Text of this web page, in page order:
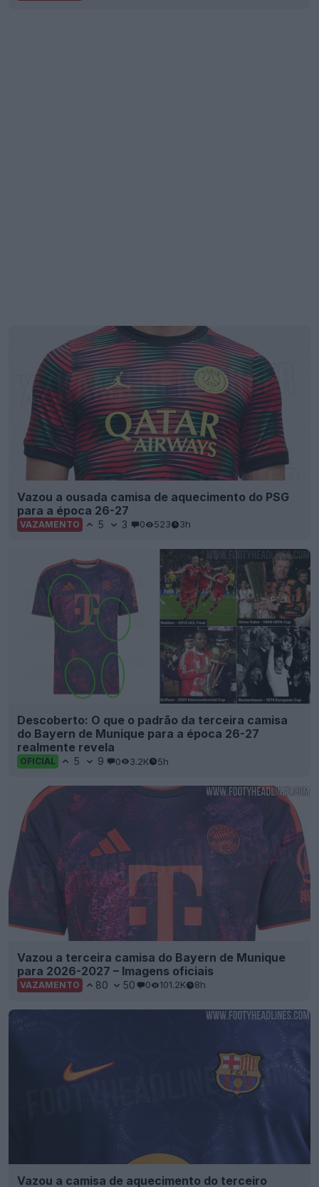
Vazou a ousada camisa de aquecimento do PSG
para a época 26-27
VAZAMENTO 5 3 0 523 3h
Descoberto: O que o padrão da terceira camisa
do Bayern de Munique para a época 26-27
realmente revela
OFICIAL 5 9 0 3.2K 5h
Vazou a terceira camisa do Bayern de Munique
para 2026-2027 – Imagens oficiais
VAZAMENTO 80 50 0 101.2K 8h
Vazou a camisa de aquecimento do terceiro